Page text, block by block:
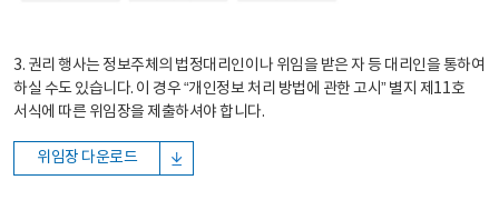
3. 권리 행사는 정보주체의 법정대리인이나 위임을 받은 자 등 대리인을 통하여
하실 수도 있습니다. 이 경우 “개인정보 처리 방법에 관한 고시” 별지 제11호
서식에 따른 위임장을 제출하셔야 합니다.
위임장 다운로드